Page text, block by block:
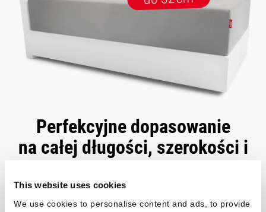
This website uses cookies
We use cookies to personalise content and ads, to provide
Perfekcyjne dopasowanie
na całej długości, szerokości i
Ekstra wysokie prześcieradło BODYGUARD
standardowych szerokościach dla łóżek pojedynczych lub